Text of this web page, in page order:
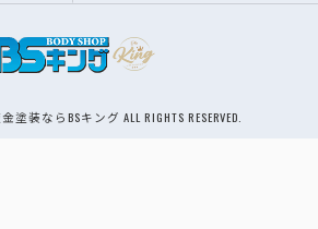
装ならBSキング ALL RIGHTS RESERVED.